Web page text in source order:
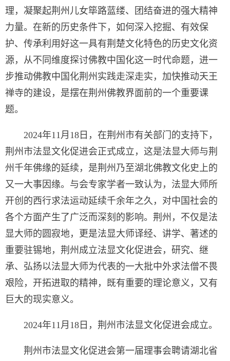
理，凝聚起荆州儿女筚路蓝缕、团结奋进的强大精神
力量。在新的历史条件下，如何深入挖掘、有效保
护、传承利用好这一具有荆楚文化特色的历史文化资
源，从不同维度探讨佛教中国化这一时代命题，进一
步推动佛教中国化荆州实践走深走实，加快推动天王
禅寺的建设，是摆在荆州佛教界面前的一个重要课
题。
2024年11月18日，在荆州市有关部门的支持下，
荆州市法显文化促进会正式成立，这是法显大师与荆
州千年佛缘的延续，是荆州乃至湖北佛教文化史上的
又一大事因缘。与会专家学者一致认为，法显大师所
开创的西行求法运动延续千余年之久，对中国社会的
各个方面产生了广泛而深刻的影响。荆州，不仅是法
显大师的圆寂地，更是法显大师译经、讲学、著述的
重要驻锡地，荆州成立法显文化促进会，研究、继
承、弘扬以法显大师为代表的一大批中外求法僧不畏
艰险，开拓进取的精神，既有重要的理论意义，又有
巨大的现实意义。
2024年11月18日，荆州市法显文化促进会成立。
荆州市法显文化促进会第一届理事会聘请湖北省